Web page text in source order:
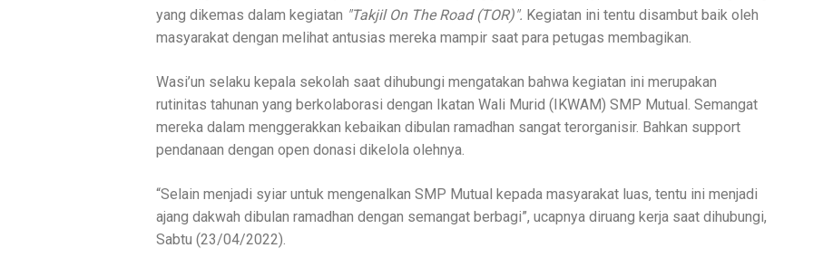
yang dikemas dalam kegiatan "Takjil On The Road (TOR)". Kegiatan ini tentu disambut baik oleh
masyarakat dengan melihat antusias mereka mampir saat para petugas membagikan.
Wasi’un selaku kepala sekolah saat dihubungi mengatakan bahwa kegiatan ini merupakan
rutinitas tahunan yang berkolaborasi dengan Ikatan Wali Murid (IKWAM) SMP Mutual. Semangat
mereka dalam menggerakkan kebaikan dibulan ramadhan sangat terorganisir. Bahkan support
pendanaan dengan open donasi dikelola olehnya.
“Selain menjadi syiar untuk mengenalkan SMP Mutual kepada masyarakat luas, tentu ini menjadi
ajang dakwah dibulan ramadhan dengan semangat berbagi”, ucapnya diruang kerja saat dihubungi,
Sabtu (23/04/2022).